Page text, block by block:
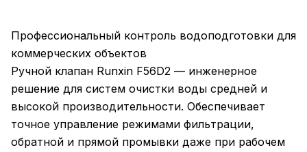
Профессиональный контроль водоподготовки для
коммерческих объектов
Ручной клапан Runxin F56D2 — инженерное
решение для систем очистки воды средней и
высокой производительности. Обеспечивает
точное управление режимами фильтрации,
обратной и прямой промывки даже при рабочем